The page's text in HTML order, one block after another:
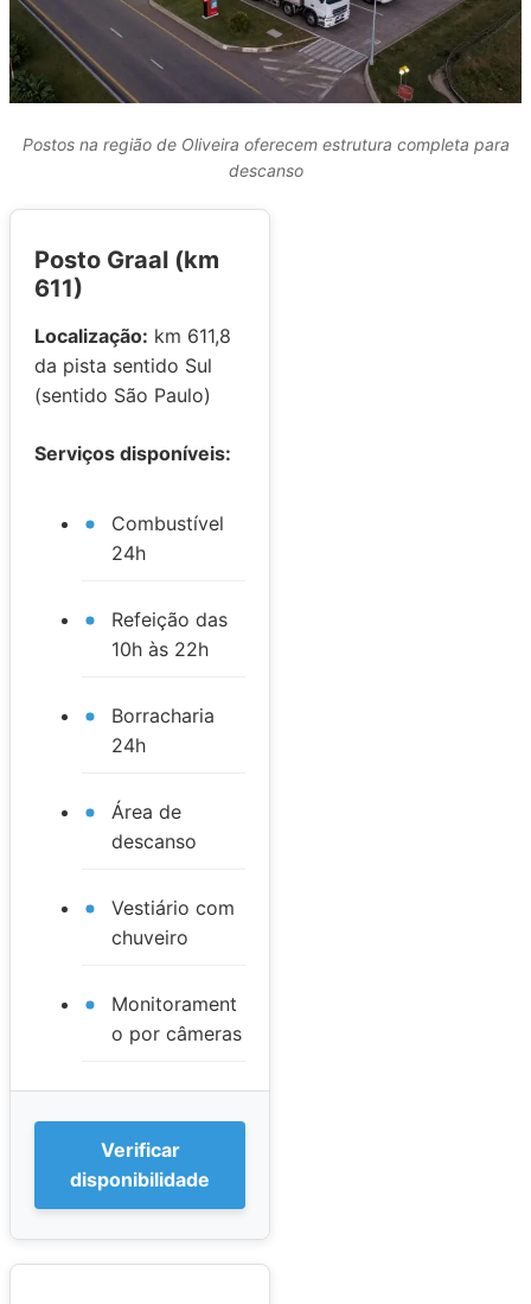
Postos na região de Oliveira oferecem estrutura completa para
descanso
Posto Graal (km
611)
Localização: km 611,8
da pista sentido Sul
(sentido São Paulo)
Serviços disponíveis:
Combustível
24h
Refeição das
10h às 22h
Borracharia
24h
Área de
descanso
Vestiário com
chuveiro
Monitorament
o por câmeras
Verificar
disponibilidade